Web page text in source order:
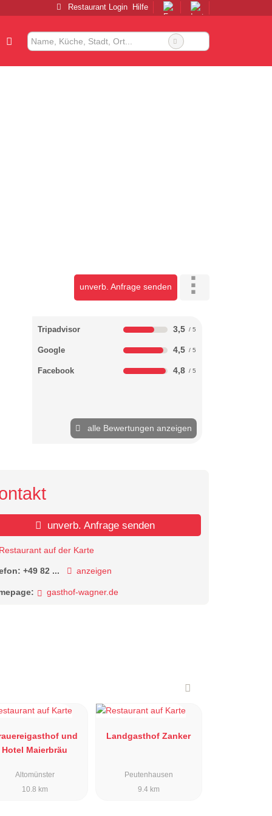
Restaurant Login Hilfe
unverb. Anfrage senden
Tripadvisor 3,5
Google 4,5
Facebook 4,8
alle Bewertungen anzeigen
unverb. Anfrage senden
Restaurant auf der Karte
+49 82 ... anzeigen
gasthof-wagner.de
und
Hotel Maierbräu
Altomünster
10.8 km
Landgasthof Zanker
Peutenhausen
9.4 km